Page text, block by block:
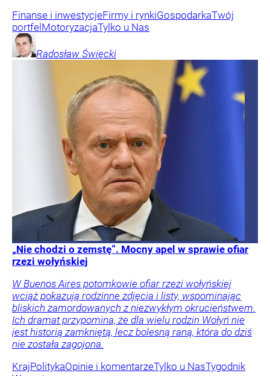
Finanse i inwestycjeFirmy i rynkiGospodarkaTwój
portfel MotoryzacjaTylko u Nas
Radosław Święcki
„Nie chodzi o zemstę”. Mocny apel w sprawie ofiar
rzezi wołyńskiej
W Buenos Aires potomkowie ofiar rzezi wołyńskiej
wciąż pokazują rodzinne zdjęcia i listy, wspominając
bliskich zamordowanych z niezwykłym okrucieństwem.
Ich dramat przypomina, że dla wielu rodzin Wołyń nie
jest historią zamkniętą, lecz bolesną raną, która do dziś
nie została zagojona.
KrajPolitykaOpinie i komentarzeTylko u NasTygodnik